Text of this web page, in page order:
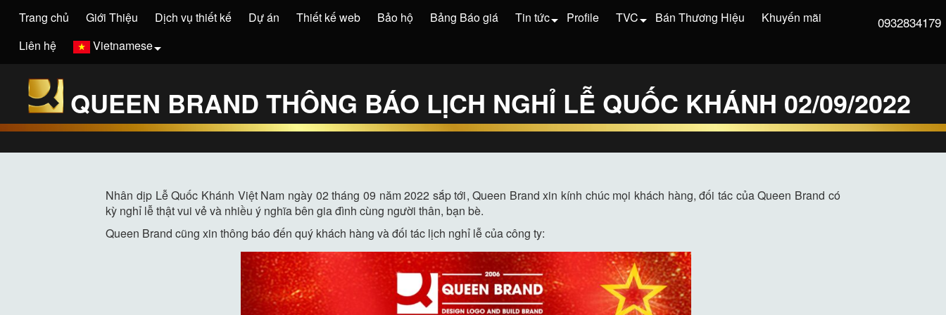
0932834179
Trang chủ Giới Thiệu Dịch vụ thiết kế Dự án Thiết kế web Bảo hộ Bảng Báo giá Tin tức Profile TVC Bán Thương Hiệu
Khuyến mãi
Liên hệ
Vietnamese
QUEEN BRAND THÔNG BÁO LỊCH NGHỈ LỄ QUỐC KHÁNH 02/09/2022
Nhân dịp Lễ Quốc Khánh Việt Nam ngày 02 tháng 09 năm 2022 sắp tới, Queen Brand xin kính chúc mọi khách hàng, đối tác của Queen Brand có
kỳ nghỉ lễ thật vui vẻ và nhiều ý nghĩa bên gia đình cùng người thân, bạn bè.
Queen Brand cũng xin thông báo đến quý khách hàng và đối tác lịch nghỉ lễ của công ty: